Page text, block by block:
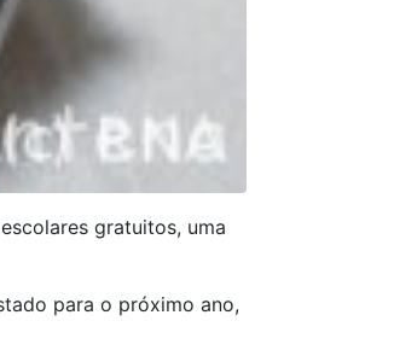
gratuitos, uma
para o próximo ano,